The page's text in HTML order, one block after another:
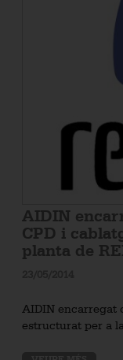
AIDIN
CPD i
planta de
AIDIN encarregat
estructurat per a